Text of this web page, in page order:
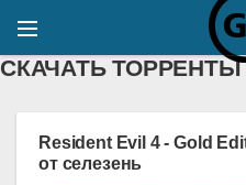
СКАЧАТЬ ТОРРЕНТЫ
Resident Evil 4 - Gold
от селезень